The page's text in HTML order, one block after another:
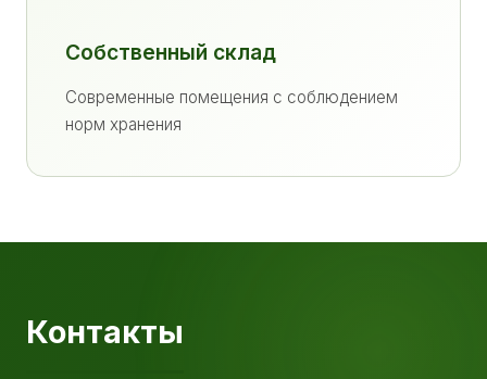
Собственный склад
Современные помещения с соблюдением
норм хранения
Контакты